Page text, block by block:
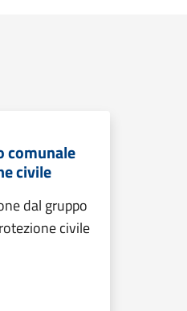
comunale
civile
dal gruppo
civile